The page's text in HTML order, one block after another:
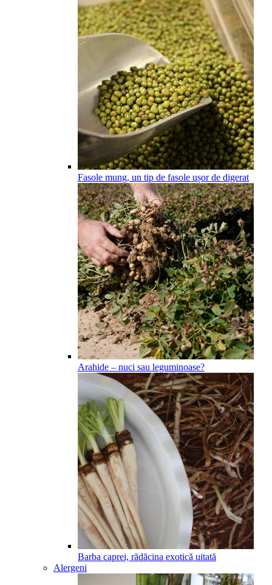
Fasole mung, un tip de fasole ușor de digerat
Arahide – nuci sau leguminoase?
Barba caprei, rădăcina exotică uitată
Alergeni